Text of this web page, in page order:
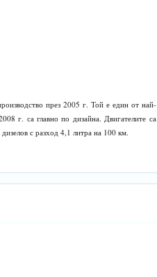
през 2005 г. Той е един от най-
г. са главно по дизайна. Двигателите са
с разход 4,1 литра на 100 км.